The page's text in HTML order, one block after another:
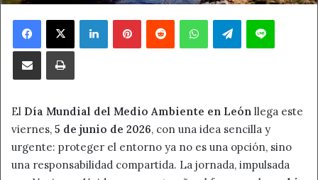
Facebook
X LinkedInPinterestReddit WhatsAppTelegramLine
Compartir por correo electrónicoImprimir
El Día Mundial del Medio Ambiente en León llega este
viernes, 5 de junio de 2026, con una idea sencilla y
urgente: proteger el entorno ya no es una opción, sino
una responsabilidad compartida. La jornada, impulsada